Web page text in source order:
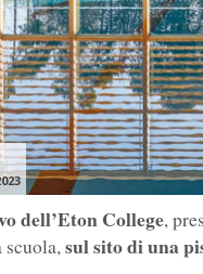
dell’Eton College,
scuola,sul sito di una